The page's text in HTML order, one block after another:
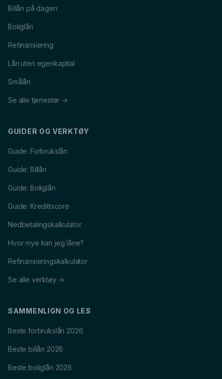
Billån på dagen
Boliglån
Refinansiering
Lån uten egenkapital
Smålån
Se alle tjenester →
GUIDER OG VERKTØY
Guide: Forbrukslån
Guide: Billån
Guide: Boliglån
Guide: Kredittscore
Nedbetalingskalkulator
Hvor mye kan jeg låne?
Refinansieringskalkulator
Se alle verktøy →
SAMMENLIGN OG LES
Beste forbrukslån 2026
Beste billån 2026
Beste boliglån 2026